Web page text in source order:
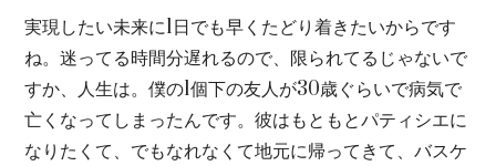
実現したい未来に1日でも早くたどり着きたいからです
ね。迷ってる時間分遅れるので、限られてるじゃないで
すか、人生は。僕の1個下の友人が30歳ぐらいで病気で
亡くなってしまったんです。彼はもともとパティシエに
なりたくて、でもなれなくて地元に帰ってきて、バスケ